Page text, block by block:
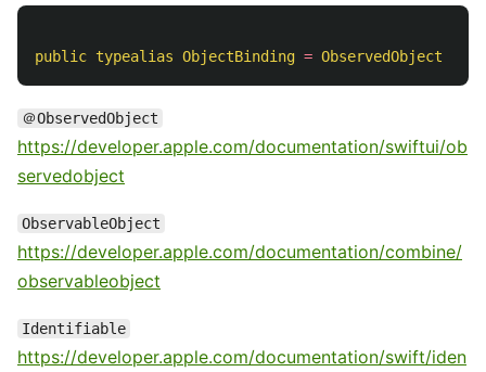
public typealias ObjectBinding = ObservedObject
＠ObservedObject
https://developer.apple.com/documentation/swiftui/ob
servedobject
ObservableObject
https://developer.apple.com/documentation/combine/
observableobject
Identifiable
https://developer.apple.com/documentation/swift/iden